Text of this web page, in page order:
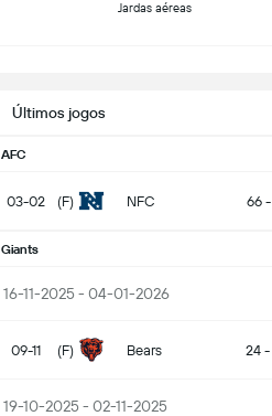
Jardas aéreas
Últimos jogos
AFC
03-02 (F) NFC 66-
Giants
16-11-2025 - 04-01-2026
09-11 (F) Bears 24 -
19-10-2025 - 02-11-2025